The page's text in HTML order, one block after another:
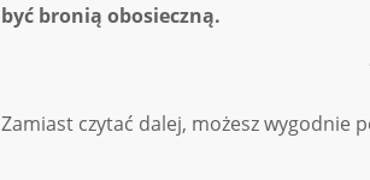
być bronią obosieczną.
Zamiast czytać dalej, możesz wygodnie